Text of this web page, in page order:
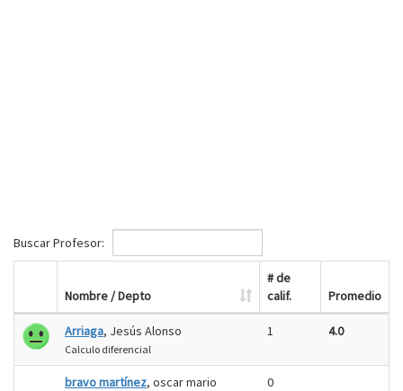
Buscar Profesor:
Nombre / Depto
# de
calif.
Promedio
Arriaga, Jesús Alonso
Calculo diferencial
1 4.0
bravo martínez, oscar mario 0